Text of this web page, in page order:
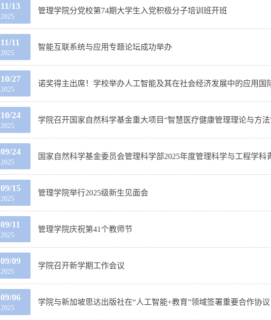
11/13
2025
管理学院分党校第74期大学生入党积极分子培训班开班
11/11
2025
智能互联系统与应用专题论坛成功举办
10/27
2025
诺奖得主出席！学校举办人工智能及其在社会经济发展中的应用国
10/24
2025
学院召开国家自然科学基金重大项目“智慧医疗健康管理理论与方法
09/24
2025
国家自然科学基金委员会管理科学部2025年度管理科学与工程学科
09/15
2025
管理学院举行2025级新生见面会
09/11
2025
管理学院庆祝第41个教师节
09/09
2025
学院召开新学期工作会议
09/06
2025
学院与新加坡思达出版社在“人工智能+教育”领域签署重要合作协议